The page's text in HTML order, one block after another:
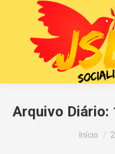
Arquivo Diário:
Você
Início